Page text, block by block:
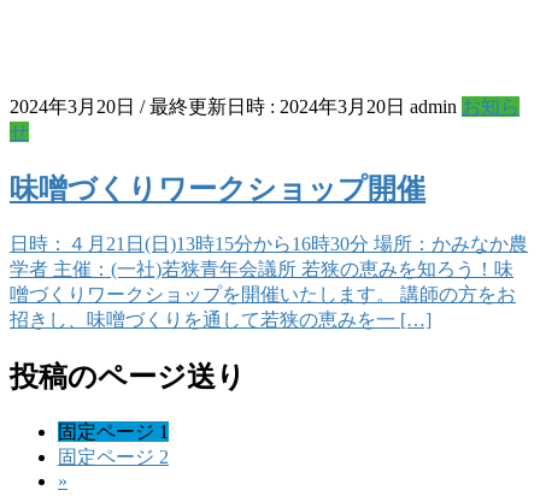
2024年3月20日 / 最終更新日時 : 2024年3月20日 admin お知ら
せ
味噌づくりワークショップ開催
日時：４月21日(日)13時15分から16時30分 場所：かみなか農
学者 主催：(一社)若狭青年会議所 若狭の恵みを知ろう！味
噌づくりワークショップを開催いたします。 講師の方をお
招きし、味噌づくりを通して若狭の恵みを一 […]
投稿のページ送り
固定ページ 1
固定ページ 2
»